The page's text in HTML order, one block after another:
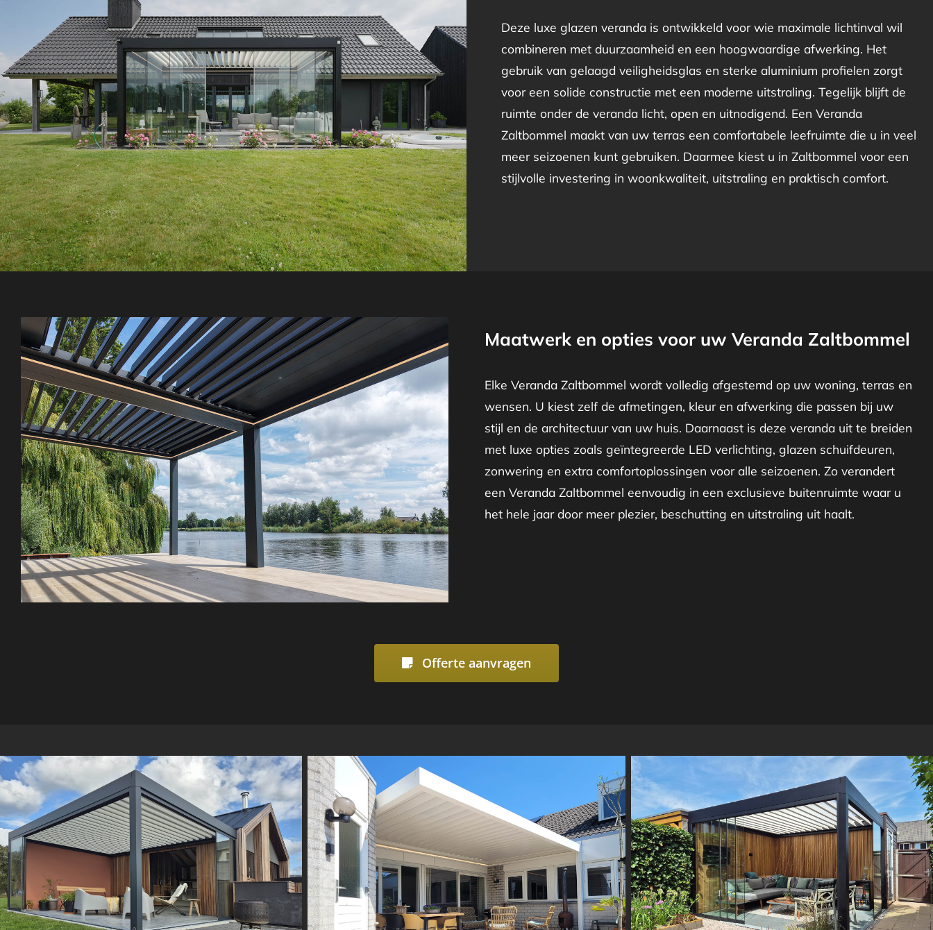
Deze luxe glazen veranda is ontwikkeld voor wie maximale lichtinval wil
combineren met duurzaamheid en een hoogwaardige afwerking. Het
gebruik van gelaagd veiligheidsglas en sterke aluminium profielen zorgt
voor een solide constructie met een moderne uitstraling. Tegelijk blijft de
ruimte onder de veranda licht, open en uitnodigend. Een Veranda
Zaltbommel maakt van uw terras een comfortabele leefruimte die u in veel
meer seizoenen kunt gebruiken. Daarmee kiest u in Zaltbommel voor een
stijlvolle investering in woonkwaliteit, uitstraling en praktisch comfort.
Maatwerk en opties voor uw Veranda Zaltbommel
Elke Veranda Zaltbommel wordt volledig afgestemd op uw woning, terras en
wensen. U kiest zelf de afmetingen, kleur en afwerking die passen bij uw
stijl en de architectuur van uw huis. Daarnaast is deze veranda uit te breiden
met luxe opties zoals geïntegreerde LED verlichting, glazen schuifdeuren,
zonwering en extra comfortoplossingen voor alle seizoenen. Zo verandert
een Veranda Zaltbommel eenvoudig in een exclusieve buitenruimte waar u
het hele jaar door meer plezier, beschutting en uitstraling uit haalt.
Offerte aanvragen